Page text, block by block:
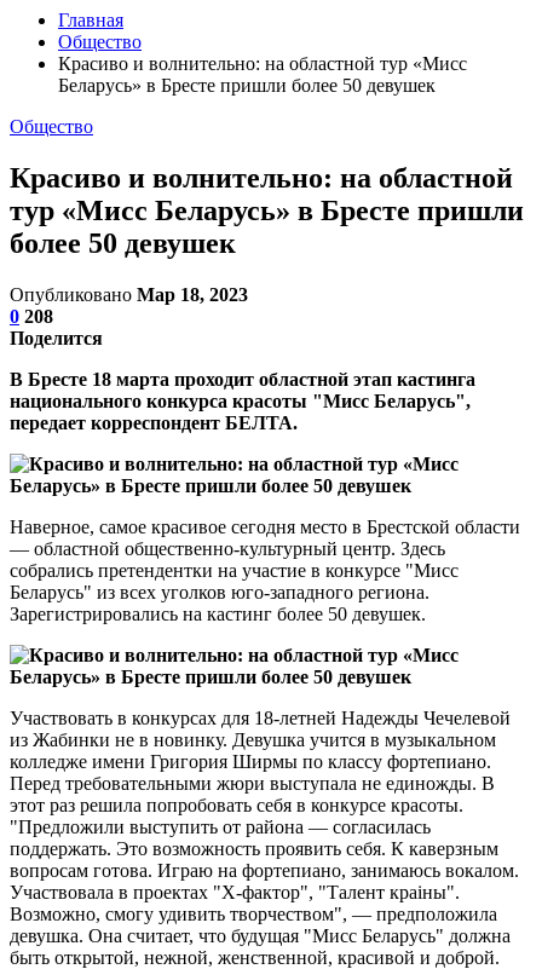
Главная
Общество
Красиво и волнительно: на областной тур «Мисс
Беларусь» в Бресте пришли более 50 девушек
Общество
Красиво и волнительно: на областной
тур «Мисс Беларусь» в Бресте пришли
более 50 девушек
Опубликовано Мар 18, 2023
0 208
Поделится
В Бресте 18 марта проходит областной этап кастинга
национального конкурса красоты "Мисс Беларусь",
передает корреспондент БЕЛТА.
Наверное, самое красивое сегодня место в Брестской области
— областной общественно-культурный центр. Здесь
собрались претендентки на участие в конкурсе "Мисс
Беларусь" из всех уголков юго-западного региона.
Зарегистрировались на кастинг более 50 девушек.
Участвовать в конкурсах для 18-летней Надежды Чечелевой
из Жабинки не в новинку. Девушка учится в музыкальном
колледже имени Григория Ширмы по классу фортепиано.
Перед требовательными жюри выступала не единожды. В
этот раз решила попробовать себя в конкурсе красоты.
"Предложили выступить от района — согласилась
поддержать. Это возможность проявить себя. К каверзным
вопросам готова. Играю на фортепиано, занимаюсь вокалом.
Участвовала в проектах "Х-фактор", "Талент краіны".
Возможно, смогу удивить творчеством", — предположила
девушка. Она считает, что будущая "Мисс Беларусь" должна
быть открытой, нежной, женственной, красивой и доброй.